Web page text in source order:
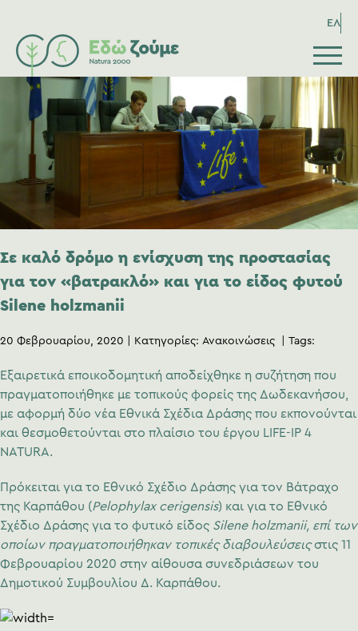
ΕΛ
Σε καλό δρόμο η ενίσχυση της προστασίας
για τον «βατρακλό» και για το είδος φυτού
Silene holzmanii
20 Φεβρουαρίου, 2020 Κατηγορίες: Ανακοινώσεις Tags:
Εξαιρετικά εποικοδομητική αποδείχθηκε η συζήτηση που
πραγματοποιήθηκε με τοπικούς φορείς της Δωδεκανήσου,
με αφορμή δύο νέα Εθνικά Σχέδια Δράσης που εκπονούνται
και θεσμοθετούνται στο πλαίσιο του έργου LIFE-IP 4
NATURA.
Πρόκειται για το Εθνικό Σχέδιο Δράσης για τον Βάτραχο
της Καρπάθου (Pelophylax cerigensis) και για το Εθνικό
Σχέδιο Δράσης για το φυτικό είδος Silene holzmanii, επί των
οποίων πραγματοποιήθηκαν τοπικές διαβουλεύσειςστις 11
Φεβρουαρίου 2020 στην αίθουσα συνεδριάσεων του
Δημοτικού Συμβουλίου Δ. Καρπάθου.